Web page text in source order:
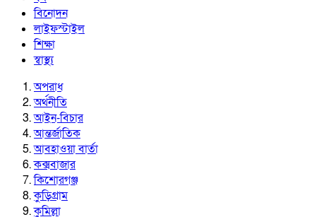
বিনোদন
লাইফস্টাইল
শিক্ষা
স্বাস্থ্য
অপরাধ
অর্থনীতি
আইন-বিচার
আন্তর্জাতিক
আবহাওয়া বার্তা
কক্সবাজার
কিশোরগঞ্জ
কুড়িগ্রাম
কুমিল্লা